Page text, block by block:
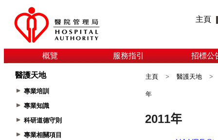
主頁
概覽 服務指引 招標公
醫護天地
專業培訓
專業知識
科研道德守則
專業相關項目
主頁 > 醫護天地 >
年